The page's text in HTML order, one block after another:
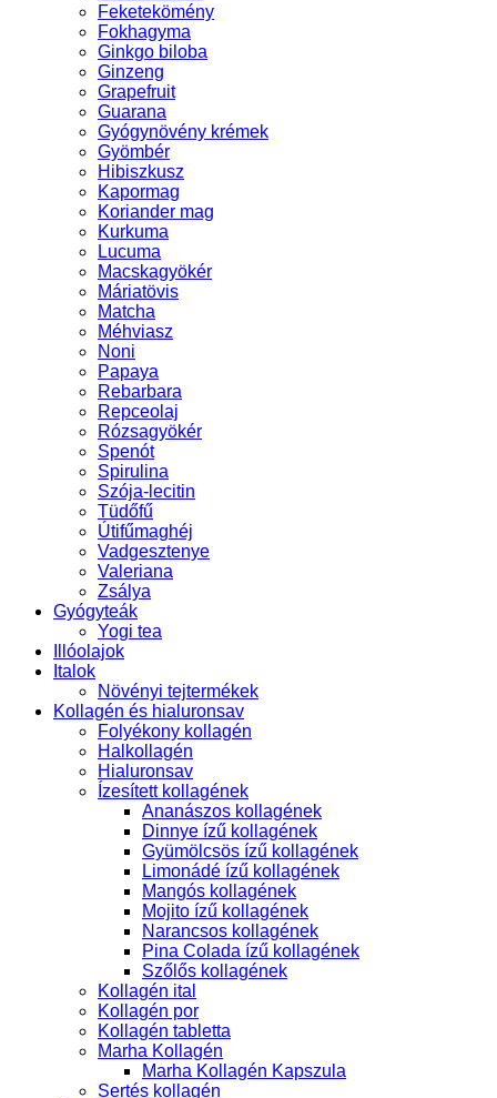
Feketekömény
Fokhagyma
Ginkgo biloba
Ginzeng
Grapefruit
Guarana
Gyógynövény krémek
Gyömbér
Hibiszkusz
Kapormag
Koriander mag
Kurkuma
Lucuma
Macskagyökér
Máriatövis
Matcha
Méhviasz
Noni
Papaya
Rebarbara
Repceolaj
Rózsagyökér
Spenót
Spirulina
Szója-lecitin
Tüdőfű
Útifűmaghéj
Vadgesztenye
Valeriana
Zsálya
Gyógyteák
Yogi tea
Illóolajok
Italok
Növényi tejtermékek
Kollagén és hialuronsav
Folyékony kollagén
Halkollagén
Hialuronsav
Ízesített kollagének
Ananászos kollagének
Dinnye ízű kollagének
Gyümölcsös ízű kollagének
Limonádé ízű kollagének
Mangós kollagének
Mojito ízű kollagének
Narancsos kollagének
Pina Colada ízű kollagének
Szőlős kollagének
Kollagén ital
Kollagén por
Kollagén tabletta
Marha Kollagén
Marha Kollagén Kapszula
Sertés kollagén